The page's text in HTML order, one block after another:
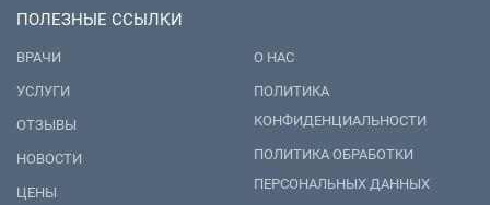
ПОЛЕЗНЫЕ ССЫЛКИ
ВРАЧИ
УСЛУГИ
ОТЗЫВЫ
НОВОСТИ
ЦЕНЫ
О НАС
ПОЛИТИКА
КОНФИДЕНЦИАЛЬНОСТИ
ПОЛИТИКА ОБРАБОТКИ
ПЕРСОНАЛЬНЫХ ДАННЫХ